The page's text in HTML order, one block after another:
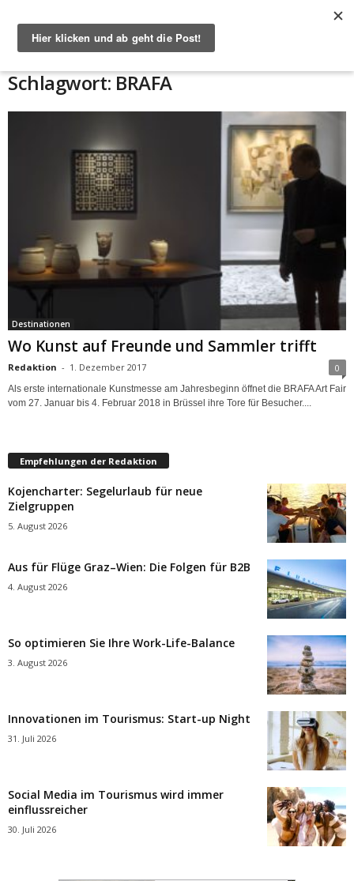
Schlagwort: BRAFA
Destinationen
Wo Kunst auf Freunde und Sammler trifft
Redaktion - 1. Dezember 2017 0
Als erste internationale Kunstmesse am Jahresbeginn öffnet die BRAFA Art Fair
vom 27. Januar bis 4. Februar 2018 in Brüssel ihre Tore für Besucher....
Empfehlungen der Redaktion
Kojencharter: Segelurlaub für neue
Zielgruppen
5. August 2026
Aus für Flüge Graz–Wien: Die Folgen für B2B
4. August 2026
So optimieren Sie Ihre Work-Life-Balance
3. August 2026
Innovationen im Tourismus: Start-up Night
31. Juli 2026
Social Media im Tourismus wird immer
einflussreicher
30. Juli 2026